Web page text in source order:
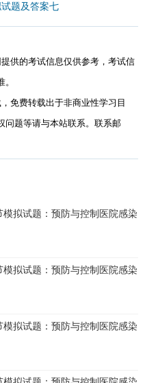
题及答案七
供的考试信息仅供参考，考试信
免费转载出于非商业性学习目
问题等请与本站联系。联系邮
拟试题：预防与控制医院感染
拟试题：预防与控制医院感染
拟试题：预防与控制医院感染